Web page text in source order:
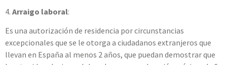
4. Arraigo laboral:
Es una autorización de residencia por circunstancias
excepcionales que se le otorga a ciudadanos extranjeros que
llevan en España al menos 2 años, que puedan demostrar que